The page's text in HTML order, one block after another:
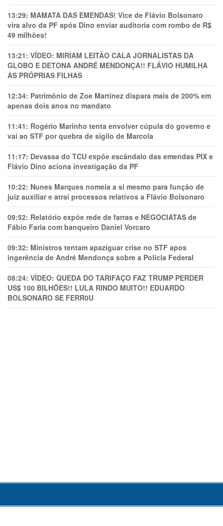
13:29: MAMATA DAS EMENDAS! Vice de Flávio Bolsonaro
vira alvo da PF após Dino enviar auditoria com rombo de R$
49 milhões!
13:21: VÍDEO: MIRIAM LEITÃO CALA JORNALISTAS DA
GLOBO E DETONA ANDRÉ MENDONÇA!! FLÁVIO HUMILHA
AS PRÓPRIAS FILHAS
12:34: Patrimônio de Zoe Martínez dispara mais de 200% em
apenas dois anos no mandato
11:41: Rogério Marinho tenta envolver cúpula do governo e
vai ao STF por quebra de sigilo de Marcola
11:17: Devassa do TCU expõe escândalo das emendas PIX e
Flávio Dino aciona investigação da PF
10:22: Nunes Marques nomeia a si mesmo para função de
juiz auxiliar e atrai processos relativos a Flávio Bolsonaro
09:52: Relatório expõe rede de farras e NEGOCIATAS de
Fábio Faria com banqueiro Daniel Vorcaro
09:32: Ministros tentam apaziguar crise no STF apos
ingerência de André Mendonça sobre a Polícia Federal
08:24: VÍDEO: QUEDA DO TARIFAÇO FAZ TRUMP PERDER
US$ 100 BILHÕES!! LULA RINDO MUITO!! EDUARDO
BOLSONARO SE FERR0U